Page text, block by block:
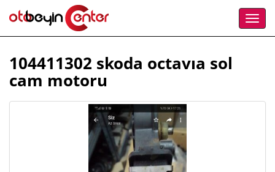
104411302 skoda octavıa sol
cam motoru